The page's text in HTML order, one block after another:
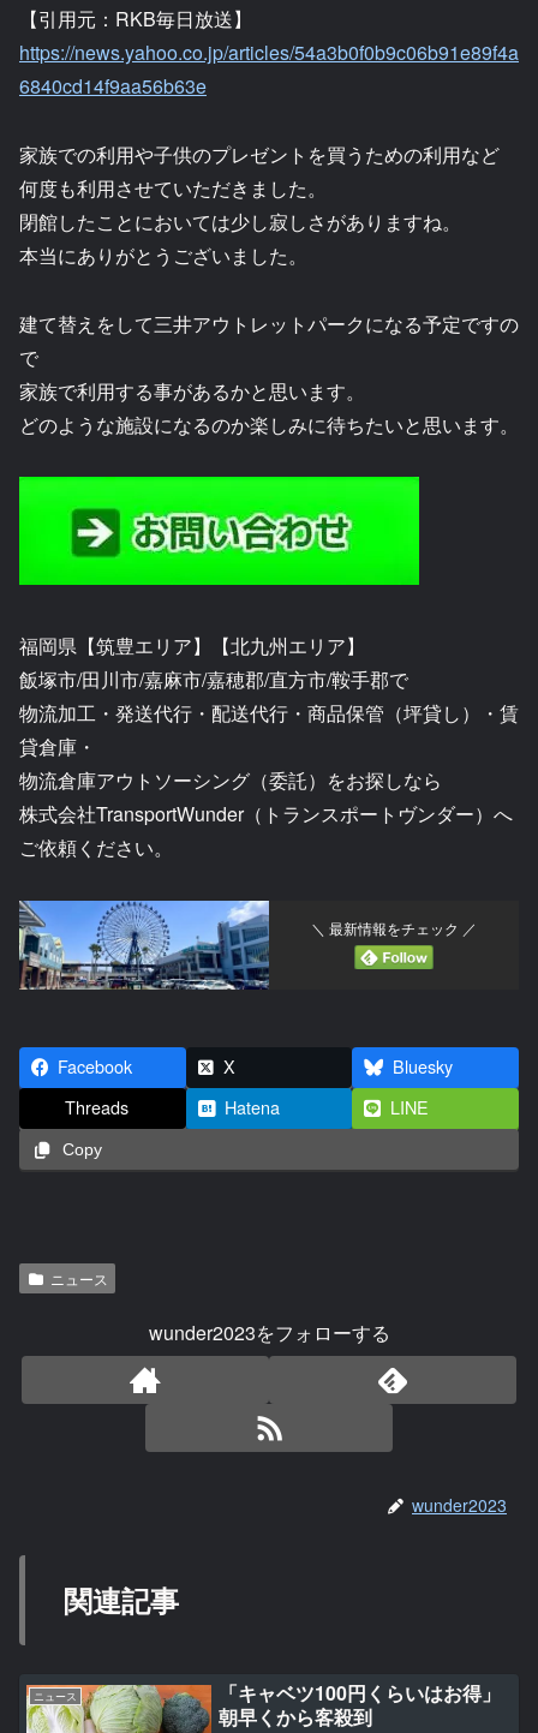
【引用元：RKB毎日放送】
https://news.yahoo.co.jp/articles/54a3b0f0b9c06b91e89f4a
6840cd14f9aa56b63e
家族での利用や子供のプレゼントを買うための利用など
何度も利用させていただきました。
閉館したことにおいては少し寂しさがありますね。
本当にありがとうございました。
建て替えをして三井アウトレットパークになる予定ですの
で
家族で利用する事があるかと思います。
どのような施設になるのか楽しみに待ちたいと思います。
福岡県【筑豊エリア】【北九州エリア】
飯塚市/田川市/嘉麻市/嘉穂郡/直方市/鞍手郡で
物流加工・発送代行・配送代行・商品保管（坪貸し）・賃
貸倉庫・
物流倉庫アウトソーシング（委託）をお探しなら
株式会社TransportWunder（トランスポートヴンダー）へ
ご依頼ください。
＼ 最新情報をチェック ／
Facebook X
Bluesky
Threads
Hatena LINE
Copy
ニュース
wunder2023をフォローする
wunder2023
関連記事
ニュース
「キャベツ100円くらいはお得」
朝早くから客殺到